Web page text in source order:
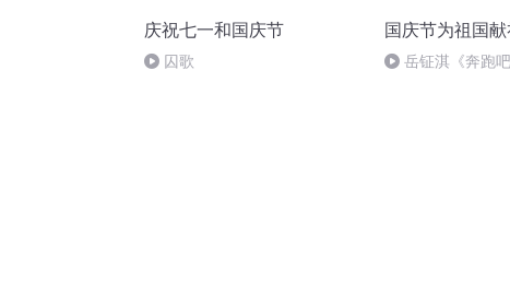
庆祝七一和国庆节
囚歌
国庆节为祖国
岳钲淇《奔跑吧